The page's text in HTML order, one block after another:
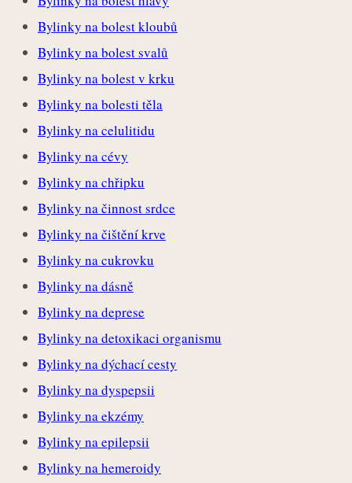
Bylinky na bolest kloubů
Bylinky na bolest svalů
Bylinky na bolest v krku
Bylinky na bolesti těla
Bylinky na celulitidu
Bylinky na cévy
Bylinky na chřipku
Bylinky na činnost srdce
Bylinky na čištění krve
Bylinky na cukrovku
Bylinky na dásně
Bylinky na deprese
Bylinky na detoxikaci organismu
Bylinky na dýchací cesty
Bylinky na dyspepsii
Bylinky na ekzémy
Bylinky na epilepsii
Bylinky na hemeroidy